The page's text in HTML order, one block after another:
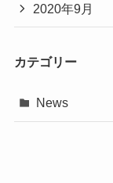
2020年9月
カテゴリー
News